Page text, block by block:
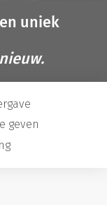
uniek
geven